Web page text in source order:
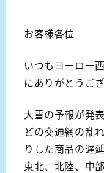
お客様各位
いつもヨーロー
にありがとうござ
大雪の予報が発
どの交通網の乱
りした商品の遅
東北、北陸、中